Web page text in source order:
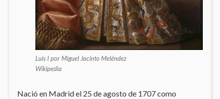
Luis I por Miguel Jacinto Meléndez
Wikipedia
Nació en Madrid el 25 de agosto de 1707 como